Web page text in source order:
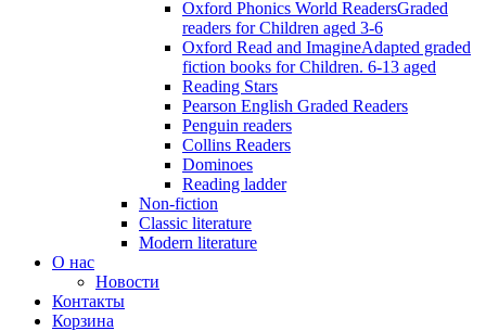
Oxford Phonics World ReadersGraded
readers for Children aged 3-6
Oxford Read and ImagineAdapted graded
fiction books for Children. 6-13 aged
Reading Stars
Pearson English Graded Readers
Penguin readers
Collins Readers
Dominoes
Reading ladder
Non-fiction
Classic literature
Modern literature
О нас
Новости
Контакты
Корзина